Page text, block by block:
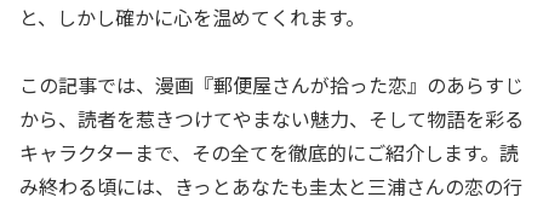
と、しかし確かに心を温めてくれます。
この記事では、漫画『郵便屋さんが拾った恋』のあらすじ
から、読者を惹きつけてやまない魅力、そして物語を彩る
キャラクターまで、その全てを徹底的にご紹介します。読
み終わる頃には、きっとあなたも圭太と三浦さんの恋の行